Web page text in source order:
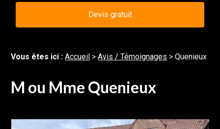
Devis gratuit
Vous êtes ici :Accueil >Avis / Témoignages >Quenieux
M ou Mme Quenieux